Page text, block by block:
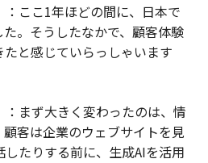
：ここ1年ほどの間に、日本で
。そうしたなかで、顧客体験
と感じていらっしゃいます
：まず大きく変わったのは、情
客は企業のウェブサイトを見
たりする前に、生成AIを活用